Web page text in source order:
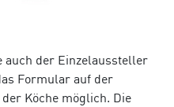
auch der Einzelaussteller
Formular auf der
Köche möglich. Die